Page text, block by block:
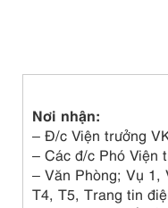
Nơi nhận:
– Đ/c Viện trưởng
– Các đ/c Phó Viện
– Văn Phòng; Vụ
T4, T5, Trang tin